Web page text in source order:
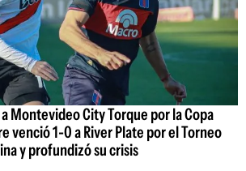
Montevideo City Torque por la Copa
venció 1-0 a River Plate por el Torneo
y profundizó su crisis